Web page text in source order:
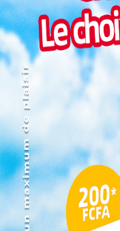
le pilote de
survécu.
après
tragique
crash à Sarakawa.
sera également
2024.
le ministre de
de l’État, Faure
de Sarakawa.